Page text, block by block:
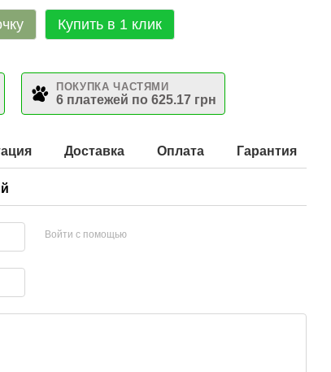
Купить в 1 клик
ПОКУПКА ЧАСТЯМИ
6 платежей по 625.17 грн
Доставка Оплата Гарантия
Войти с помощью